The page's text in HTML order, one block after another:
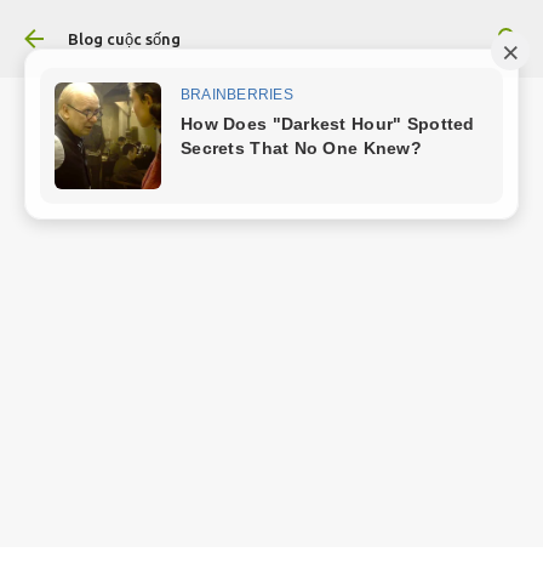
Chuyển đến nội dung chính
Blog cuộc sống